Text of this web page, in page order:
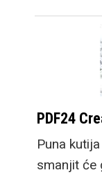
PDF24
Puna
smanjit će